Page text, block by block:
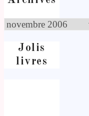
Jolis
livres